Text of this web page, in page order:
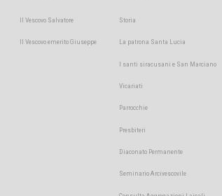
Il Vescovo Salvatore
Il Vescovo emerito Giuseppe
Storia
La patrona Santa Lucia
I santi siracusani e San Marciano
Vicariati
Parrocchie
Presbiteri
Diaconato Permanente
Seminario Arcivescovile